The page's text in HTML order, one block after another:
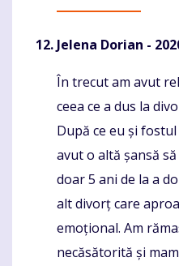
Jelena Dorian -
Komentaras
În trecut am avut
ceea ce a dus la
După ce eu și
avut o altă șansă
doar 5 ani de la a
alt divorț care
emoțional. Am
necăsătorită și